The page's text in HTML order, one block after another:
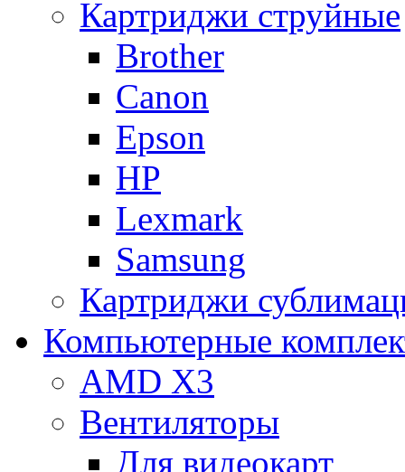
Картриджи струйные
Brother
Canon
Epson
HP
Lexmark
Samsung
Картриджи
Компьютерные
AMD X3
Вентиляторы
Для видеокарт